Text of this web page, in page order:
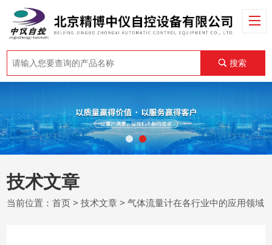
搜索
技术文章
当前位置：首页 >技术文章 > 气体流量计在各行业中的应用领域